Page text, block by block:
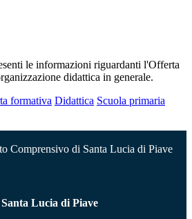
le informazioni riguardanti l'Offerta
didattica in generale.
formativa Didattica Scuola primaria
Comprensivo di Santa Lucia di Piave
Lucia di Piave